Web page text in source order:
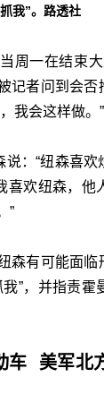
我”。路透社
周一在结束
记者问到会
我会这样做。”
说：“纽森喜
喜欢纽森，他
”
森有可能面
”，并指责
车 美军北